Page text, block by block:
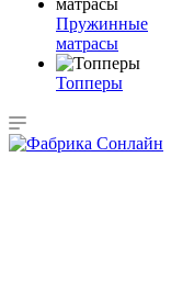
Пружинные
матрасы
Топперы